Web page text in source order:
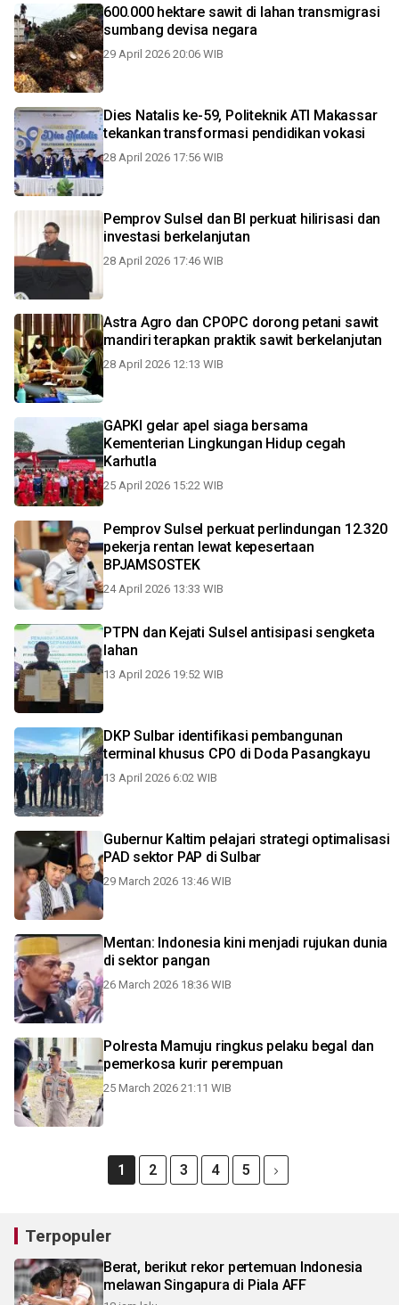
600.000 hektare sawit di lahan transmigrasi
sumbang devisa negara
29 April 2026 20:06 WIB
Dies Natalis ke-59, Politeknik ATI Makassar
tekankan transformasi pendidikan vokasi
28 April 2026 17:56 WIB
Pemprov Sulsel dan BI perkuat hilirisasi dan
investasi berkelanjutan
28 April 2026 17:46 WIB
Astra Agro dan CPOPC dorong petani sawit
mandiri terapkan praktik sawit berkelanjutan
28 April 2026 12:13 WIB
GAPKI gelar apel siaga bersama
Kementerian Lingkungan Hidup cegah
Karhutla
25 April 2026 15:22 WIB
Pemprov Sulsel perkuat perlindungan 12.320
pekerja rentan lewat kepesertaan
BPJAMSOSTEK
24 April 2026 13:33 WIB
PTPN dan Kejati Sulsel antisipasi sengketa
lahan
13 April 2026 19:52 WIB
DKP Sulbar identifikasi pembangunan
terminal khusus CPO di Doda Pasangkayu
13 April 2026 6:02 WIB
Gubernur Kaltim pelajari strategi optimalisasi
PAD sektor PAP di Sulbar
29 March 2026 13:46 WIB
Mentan: Indonesia kini menjadi rujukan dunia
di sektor pangan
26 March 2026 18:36 WIB
Polresta Mamuju ringkus pelaku begal dan
pemerkosa kurir perempuan
25 March 2026 21:11 WIB
1 2 3 4 5
Terpopuler
Berat, berikut rekor pertemuan Indonesia
melawan Singapura di Piala AFF